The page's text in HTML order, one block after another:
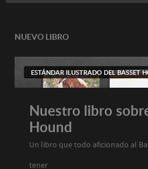
NUEVO LIBRO
ESTÁNDAR ILUSTRADO DEL BASSET
Nuestro libro
Hound
Un libro que todo aficionado al
tener